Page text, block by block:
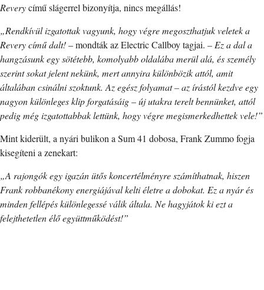
Reverycímű slágerrel bizonyítja, nincs megállás!
„Rendkívül izgatottak vagyunk, hogy végre megoszthatjuk veletek a
Revery című dalt!– mondták az Electric Callboy tagjai. – Ez a dal a
hangzásunk egy sötétebb, komolyabb oldalába merül alá, és személy
szerint sokat jelent nekünk, mert annyira különbözik attól, amit
általában csinálni szoktunk. Az egész folyamat – az írástól kezdve egy
nagyon különleges klip forgatásáig – új utakra terelt bennünket, attól
pedig még izgatottabbak lettünk, hogy végre megismerkedhettek vele!”
Mint kiderült, a nyári bulikon a Sum 41 dobosa, Frank Zummo fogja
kisegíteni a zenekart:
„A rajongók egy igazán ütős koncertélményre számíthatnak, hiszen
Frank robbanékony energiájával kelti életre a dobokat. Ez a nyár és
minden fellépés különlegessé válik általa. Ne hagyjátok ki ezt a
felejthetetlen élő együttműködést!”